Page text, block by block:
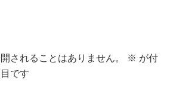
されることはありません。 ※ が付
です